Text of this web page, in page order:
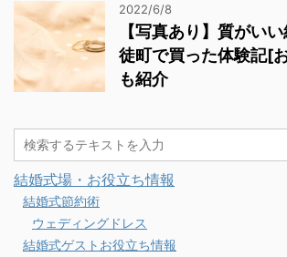
2022/6/8
【写真あり】質がい
徒町で買った体験記[
も紹介
結婚式場・お役立ち情報
結婚式節約術
ウェディングドレス
結婚式ゲストお役立ち情報